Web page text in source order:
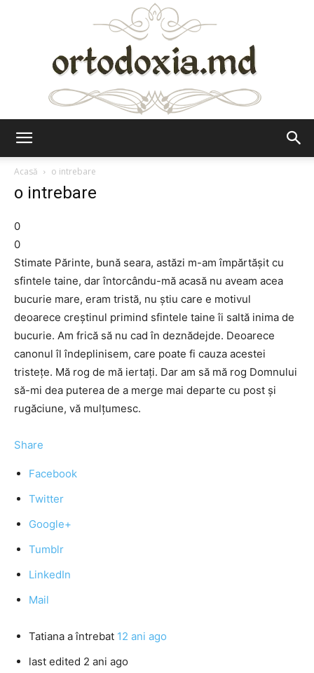
Acasă
o intrebare
o intrebare
0
0
Stimate Părinte, bună seara, astăzi m-am împărtăşit cu
sfintele taine, dar întorcându-mă acasă nu aveam acea
bucurie mare, eram tristă, nu ştiu care e motivul
deoarece creştinul primind sfintele taine îi saltă inima de
bucurie. Am frică să nu cad în deznădejde. Deoarece
canonul îl îndeplinisem, care poate fi cauza acestei
tristeţe. Mă rog de mă iertaţi. Dar am să mă rog Domnului
să-mi dea puterea de a merge mai departe cu post şi
rugăciune, vă mulţumesc.
Share
Facebook
Twitter
Google+
Tumblr
LinkedIn
Mail
Tatiana a întrebat 12 ani ago
last edited 2 ani ago